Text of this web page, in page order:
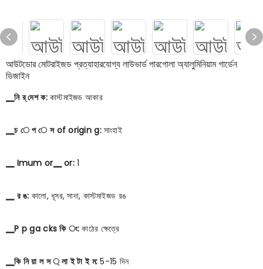
আউটডোর মোটরাইজড প্রত্যাহারযোগ্য লাউভার্ড পারগোলা অ্যালুমিনিয়াম গার্ডেন
ডিজাইন
▁নি র্ দেশ ক:কাস্টমাইজড আকার
▁চ ে প ে স of origin g:সাংহাই
▁ Imum or▁ or:1
▁ র ঙ: কালো, ধূসর, সাদা, কাস্টমাইজড রঙ
▁P p ga cks কি ং:কাঠের ক্ষেত্রে
▁কি নি য়া ল স ্ লা ই টা ই ম:5-15 দিন